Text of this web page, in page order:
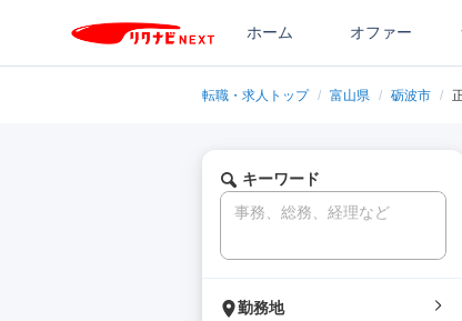
ホーム オファー
転職・求人トップ / 富山県 / 砺波市 /
キーワード
勤務地